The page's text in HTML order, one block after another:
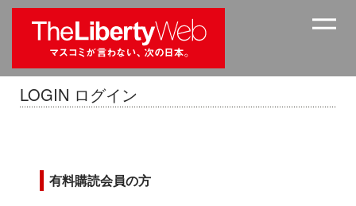
LOGIN ログイン
有料購読会員の方